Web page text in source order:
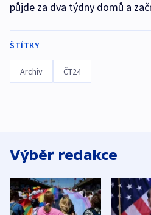
půjde za dva týdny domů a
ŠTÍTKY
Archiv ČT24
Výběr redakce